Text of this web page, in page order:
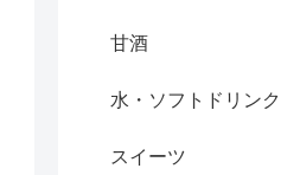
甘酒
水・ソフトドリンク
スイーツ